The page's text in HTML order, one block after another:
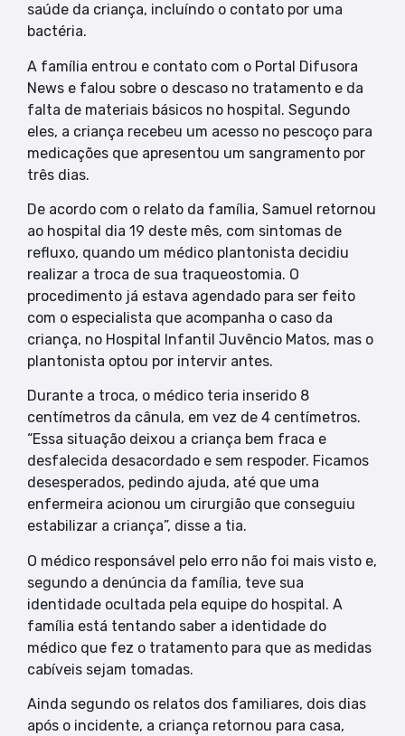
saúde da criança, incluíndo o contato por uma
bactéria.
A família entrou e contato com o Portal Difusora
News e falou sobre o descaso no tratamento e da
falta de materiais básicos no hospital. Segundo
eles, a criança recebeu um acesso no pescoço para
medicações que apresentou um sangramento por
três dias.
De acordo com o relato da família, Samuel retornou
ao hospital dia 19 deste mês, com sintomas de
refluxo, quando um médico plantonista decidiu
realizar a troca de sua traqueostomia. O
procedimento já estava agendado para ser feito
com o especialista que acompanha o caso da
criança, no Hospital Infantil Juvêncio Matos, mas o
plantonista optou por intervir antes.
Durante a troca, o médico teria inserido 8
centímetros da cânula, em vez de 4 centímetros.
“Essa situação deixou a criança bem fraca e
desfalecida desacordado e sem respoder. Ficamos
desesperados, pedindo ajuda, até que uma
enfermeira acionou um cirurgião que conseguiu
estabilizar a criança”, disse a tia.
O médico responsável pelo erro não foi mais visto e,
segundo a denúncia da família, teve sua
identidade ocultada pela equipe do hospital. A
família está tentando saber a identidade do
médico que fez o tratamento para que as medidas
cabíveis sejam tomadas.
Ainda segundo os relatos dos familiares, dois dias
após o incidente, a criança retornou para casa,